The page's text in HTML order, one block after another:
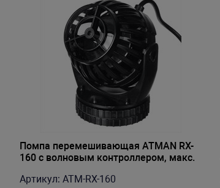
Помпа перемешивающая ATMAN RX-
160 с волновым контроллером, макс.
Артикул: ATM-RX-160